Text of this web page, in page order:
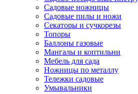
Фотобарабаны
Оригинальные
Для лазерных
Матричные
Опции
Струйные
Термопленки
Картриджи
Лазерные
Садовые ножницы
Садовые пилы и ножи
Секаторы и сучкорезы
Топоры
Баллоны газовые
Мангалы и коптильни
Мебель для сада
Ножницы по металлу
Тележки садовые
Умывальники